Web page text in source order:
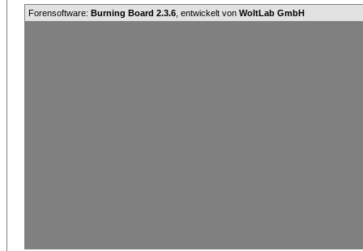
Forensoftware: Burning Board 2.3.6 , entwickelt von WoltLab GmbH